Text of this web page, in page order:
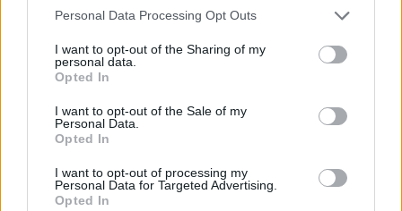
Personal Data Processing Opt Outs
I want to opt-out of the Sharing of my
personal data.
Opted In
I want to opt-out of the Sale of my
Personal Data.
Opted In
I want to opt-out of processing my
Personal Data for Targeted Advertising.
Opted In
Αθλητισμός
Ο Άλεξ Χόνολντ σκαρφαλώνει το Taipei 101
– Live στο Netflix το πιο ριψοκίνδυνο event